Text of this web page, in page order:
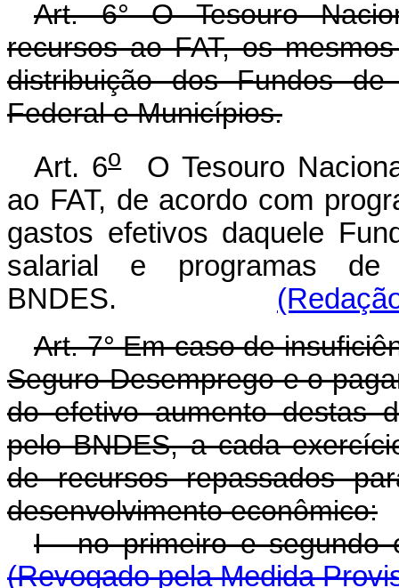
Art. 6° O Tesouro
recursos ao FAT, os
distribuição dos Fundos
Federal e Municípios.
Art. 6oO Tesouro
ao FAT, de acordo com
gastos efetivos daquele
salarial e programas de
BNDES.
Art. 7° Em caso de
Seguro-Desemprego e o
do efetivo aumento destas
pelo BNDES, a cada
de recursos repassados
desenvolvimento econômico:
I - no primeiro e segundo
(Revogado pela Medida